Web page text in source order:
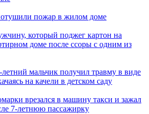
пожар в жилом доме
который поджег картон на
доме после ссоры с одним из
мальчик получил травму в виде
на качели в детском саду
врезался в машину такси и зажал
7-летнюю пассажирку